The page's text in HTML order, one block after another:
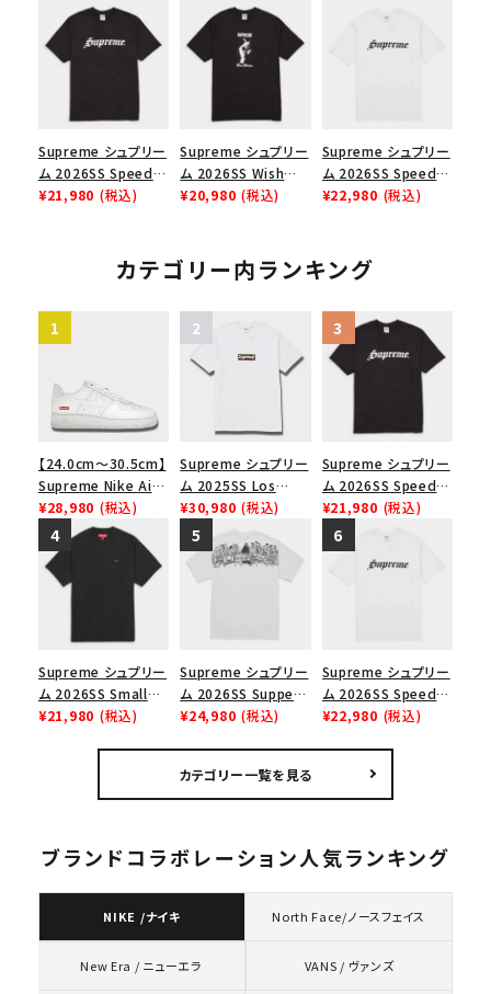
Box Logo Tee ファ
イヤーリリーフボック
スロゴTシャツ ホワ
リーム ナイキエアフォ
ース１スニーカー シ
ューズ ホワイト
Supreme シュプリー
ム 2026SS Speed
Tee スピードTシャツ
¥21,980 (税込)
Supreme シュプリー
ム 2026SS Wish
Tee ウィッシュTシ
¥20,980 (税込)
Supreme シュプリー
ム 2026SS Speed
Tee スピードTシャツ
¥22,980 (税込)
カテゴリー内ランキング
【24.0cm～30.5cm】
Supreme Nike Air
Force 1 Low シュプ
リーム ナイキエアフォ
ース１スニーカー シ
ューズ ホワイト
¥28,980 (税込)
Supreme シュプリー
ム 2025SS Los
Angeles Fire Relief
Box Logo Tee ファ
イヤーリリーフボック
スロゴTシャツ ホワ
¥30,980 (税込)
Supreme シュプリー
ム 2026SS Speed
Tee スピードTシャツ
ブラック
¥21,980 (税込)
Supreme シュプリー
ム 2026SS Small
Box Tee スモールボ
¥21,980 (税込)
Supreme シュプリー
ム 2026SS Supper
Tee サパーTシャツ
¥24,980 (税込)
Supreme シュプリー
ム 2026SS Speed
Tee スピードTシャツ
¥22,980 (税込)
カテゴリー一覧を見る
ブランドコラボレーション人気ランキング
NIKE /ナイキ North Face/ノースフェイス
New Era / ニューエラ VANS / ヴァンズ